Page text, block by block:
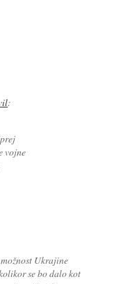
:
vojne
Ukrajine
se bo dalo kot